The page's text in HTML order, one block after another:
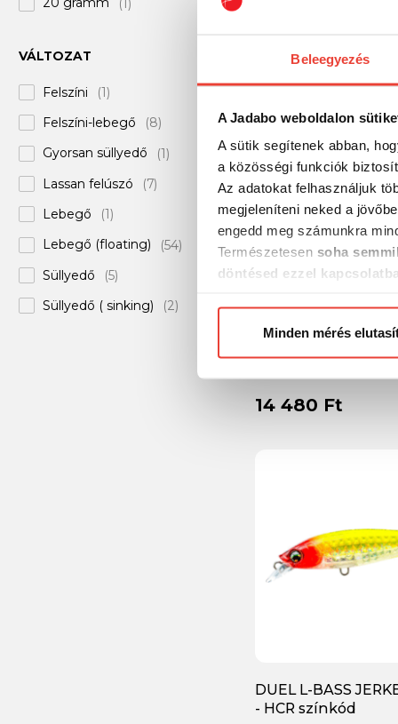
Beleegyezés
A Jadabo weboldalon
A sütik segítenek abban,
a közösségi funkciók
Az adatokat felhasználjuk
megjeleníteni neked a
engedd meg számunkra
Természetesen soha
döntésed ezzel
Minden mérés
Megabass
Mike's Wobbler
Manufaktúra
(+10)
Mustad
(+54)
O'Reel
(+12)
OSP
(+136)
Owner
(+8)
Pegi wobbler
(+6)
Raid Japan
Rapala (+230)
VÁLTOZAT
Felszíni
(1)
Felszíni-lebegő
(8)
Gyorsan süllyedő
(1)
Lassan felúszó
(7)
Lebegő
(1)
Lebegő (floating)
(54)
Süllyedő
(5)
Süllyedő ( sinking)
(2)
DUEL MAG DIVE
14 480 Ft
DUEL L-BASS
- HCR színkód